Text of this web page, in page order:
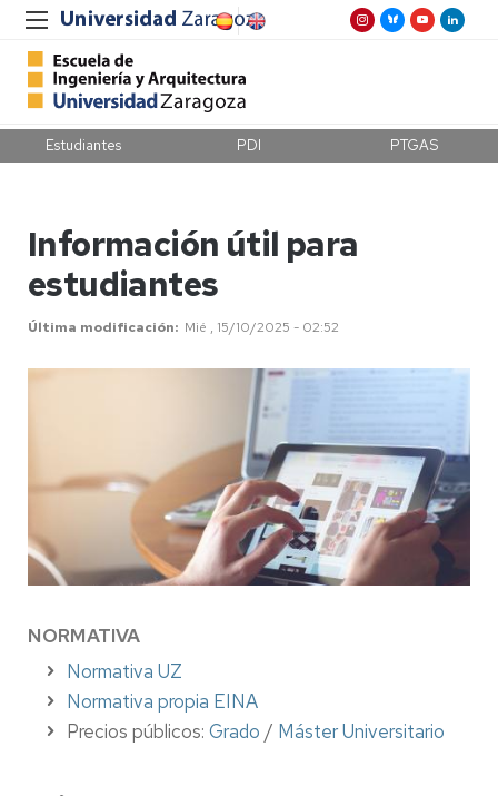
Estudiantes PDI PTGAS
Información útil para
estudiantes
Última modificación Mié , 15/10/2025 - 02:52
NORMATIVA
Normativa UZ
Normativa propia EINA
Precios públicos: Grado / Máster Universitario